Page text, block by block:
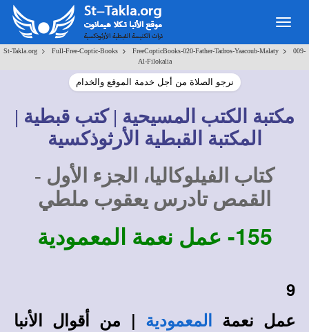
St-Takla.org > Full-Free-Coptic-Books > FreeCopticBooks-020-Father-Tadros-Yaacoub-Malaty >
009-
Al-Filokalia
نرجو الصلاة من أجل خدمة الموقع والخدام
مكتبة الكتب المسيحية | كتب قبطية |
المكتبة القبطية الأرثوذكسية
كتاب الفيلوكاليا، الجزء الأول -
القمص تادرس يعقوب ملطي
155- عمل نعمة المعمودية
9
عمل نعمة
المعمودية
| من أقوال الأنبا